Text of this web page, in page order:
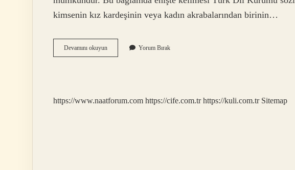
kimsenin kız kardeşinin veya kadın akrabalarından birinin…
Devamını okuyunEnişte
Ismi
Yorum Bırak
https://www.naatforum.com https://cife.com.tr https://kuli.com.tr Sitemap